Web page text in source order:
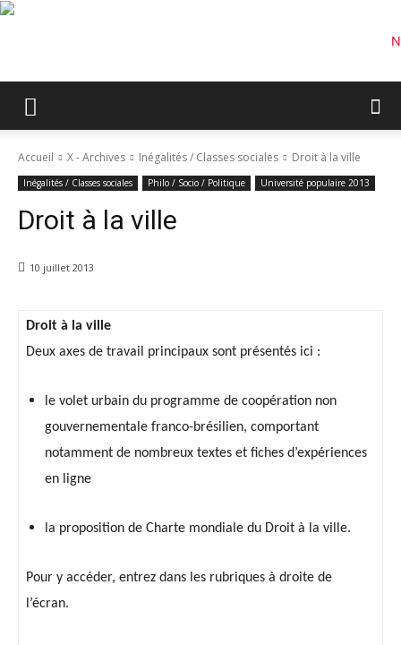
Accueil X - Archives Inégalités / Classes sociales Droit à la ville
Inégalités / Classes sociales Philo / Socio / Politique Université populaire 2013
Droit à la ville
10 juillet 2013
Droit à la ville
Deux axes de travail principaux sont présentés ici :
le volet urbain du programme de coopération non
gouvernementale franco-brésilien, comportant
notamment de nombreux textes et fiches d’expériences
en ligne
la proposition de Charte mondiale du Droit à la ville.
Pour y accéder, entrez dans les rubriques à droite de
l’écran.